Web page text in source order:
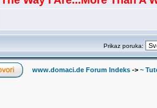
Prikaz poruka:
www.domaci.de Forum Indeks -> ~